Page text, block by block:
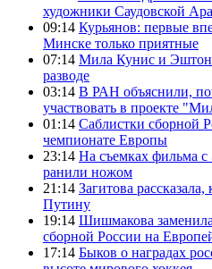
художники Саудовской
09:14 Курьянов: первые
Минске только приятные
07:14 Мила Кунис и Эштон
разводе
03:14 В РАН объяснили,
участвовать в проекте
01:14 Саблистки сборной
чемпионате Европы
23:14 На съемках фильма
ранили ножом
21:14 Загитова
Путину
19:14 Шишмакова
сборной России на
17:14 Быков о наградах